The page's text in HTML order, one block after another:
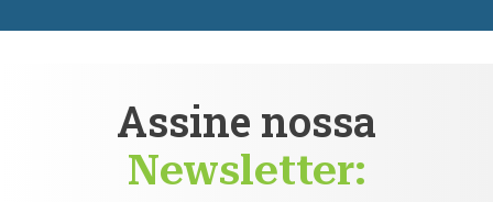
Assine nossa
Newsletter: